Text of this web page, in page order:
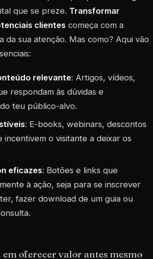
que se preze. Transformar
clientes começa com a
da sua atenção. Mas como? Aqui vão
relevante: Artigos, vídeos,
respondam às dúvidas e
teu público-alvo.
: E-books, webinars, descontos
incentivem o visitante a deixar os
eficazes: Botões e links que
à ação, seja para se inscrever
fazer download de um guia ou
em oferecer valor antes mesmo